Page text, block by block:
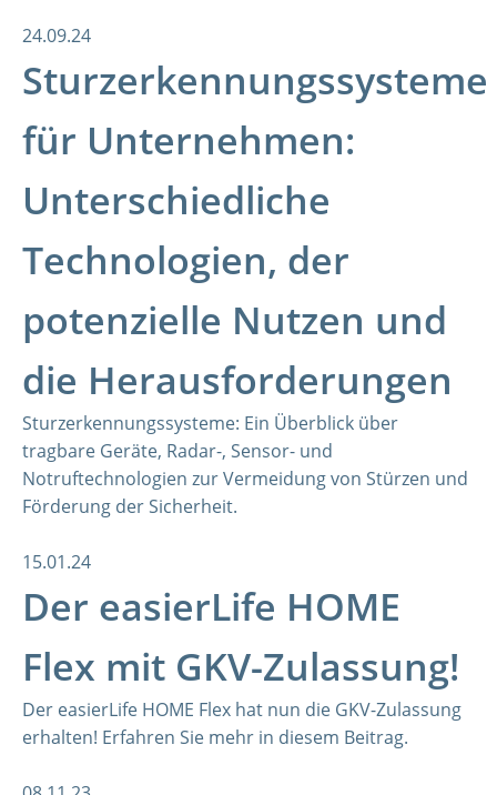
24.09.24
Sturzerkennungssysteme
für Unternehmen:
Unterschiedliche
Technologien, der
potenzielle Nutzen und
die Herausforderungen
Sturzerkennungssysteme: Ein Überblick über
tragbare Geräte, Radar-, Sensor- und
Notruftechnologien zur Vermeidung von Stürzen und
Förderung der Sicherheit.
15.01.24
Der easierLife HOME
Flex mit GKV-Zulassung!
Der easierLife HOME Flex hat nun die GKV-Zulassung
erhalten! Erfahren Sie mehr in diesem Beitrag.